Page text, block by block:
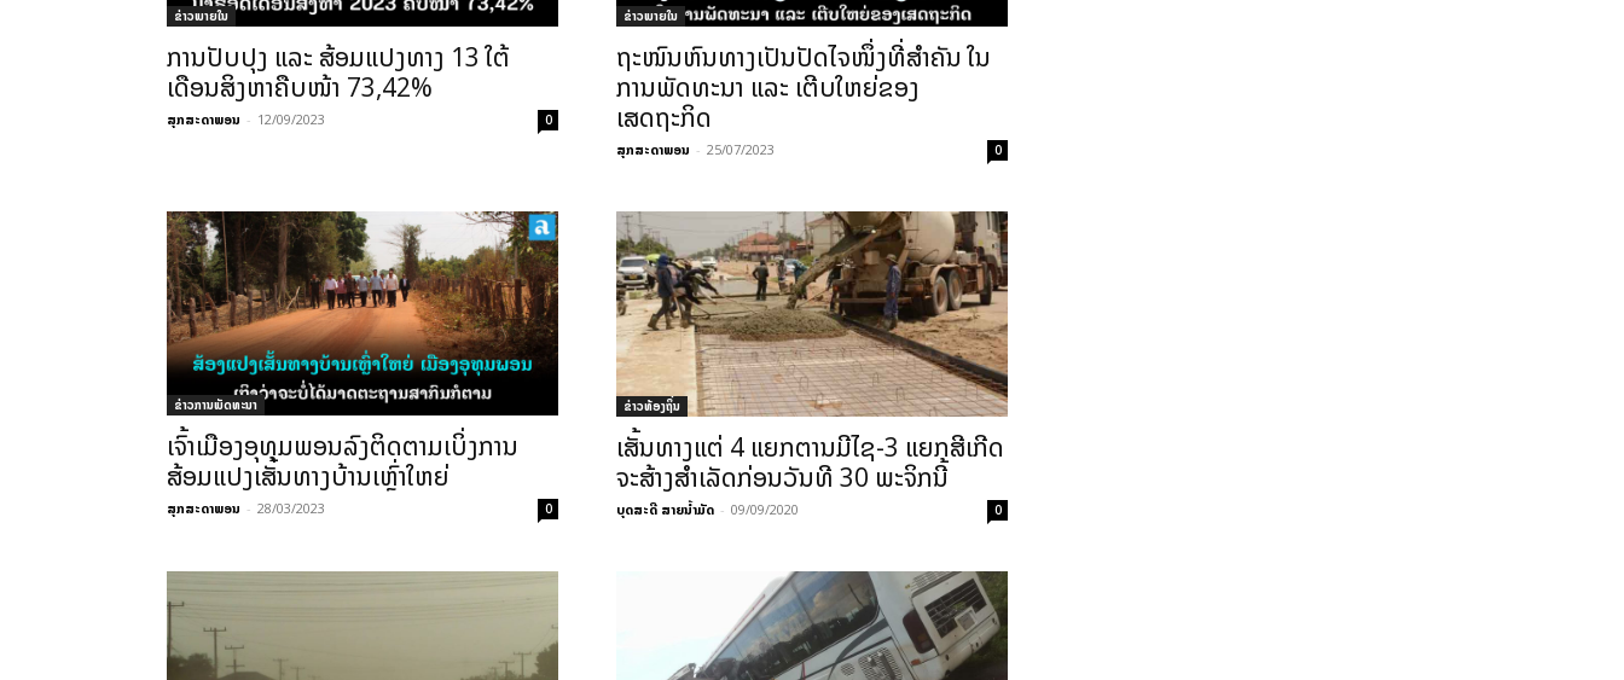
ຂ່າວພາຍ​ໃນ
ການປັບປຸງ ແລະ ສ້ອມແປງທາງ 13 ໃຕ້
ເດືອນສິງຫາຄືບໜ້າ 73,42%
ສຸກສະດາພອນ - 12/09/2023 0
ຂ່າວພາຍ​ໃນ
ຖະໜົນຫົນທາງເປັນປັດໄຈໜຶ່ງທີ່ສຳຄັນ ໃນ
ການພັດທະນາ ແລະ ເຕີບໃຫຍ່ຂອງ
ເສດຖະກິດ
ສຸກສະດາພອນ - 25/07/2023 0
ຂ່າວການພັດທະນາ
ເຈົ້າເມືອງອຸທຸມພອນລົງຕິດຕາມເບິ່ງການ
ສ້ອມແປງເສັ້ນທາງບ້ານເຫຼົ່າໃຫຍ່
ສຸກສະດາພອນ - 28/03/2023 0
ຂ່າວທ້ອງຖິ່ນ
ເສັ້ນທາງແຕ່ 4 ແຍກຕານມີໄຊ-3 ແຍກສີເກີດ
ຈະສ້າງສຳເລັດກ່ອນວັນທີ 30 ພະຈິກນີ້
ບຸດສະດີ ສາຍນ້ຳມັດ - 09/09/2020 0